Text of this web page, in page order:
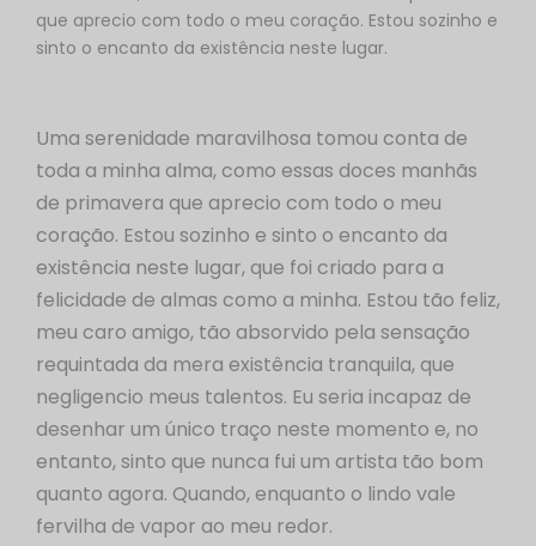
que aprecio com todo o meu coração. Estou sozinho e
sinto o encanto da existência neste lugar.
Uma serenidade maravilhosa tomou conta de
toda a minha alma, como essas doces manhãs
de primavera que aprecio com todo o meu
coração. Estou sozinho e sinto o encanto da
existência neste lugar, que foi criado para a
felicidade de almas como a minha. Estou tão feliz,
meu caro amigo, tão absorvido pela sensação
requintada da mera existência tranquila, que
negligencio meus talentos. Eu seria incapaz de
desenhar um único traço neste momento e, no
entanto, sinto que nunca fui um artista tão bom
quanto agora. Quando, enquanto o lindo vale
fervilha de vapor ao meu redor.